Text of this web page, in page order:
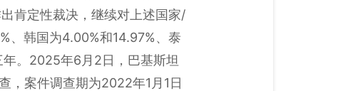
肯定性裁决，继续对上述国家/
、韩国为4.00%和14.97%、泰
。2025年6月2日，巴基斯坦
，案件调查期为2022年1月1日